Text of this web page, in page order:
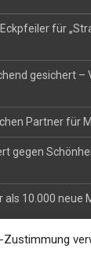
Zustimmung
für
gesichert –
Partner für
gegen
als 10.000 neue
MBtech-